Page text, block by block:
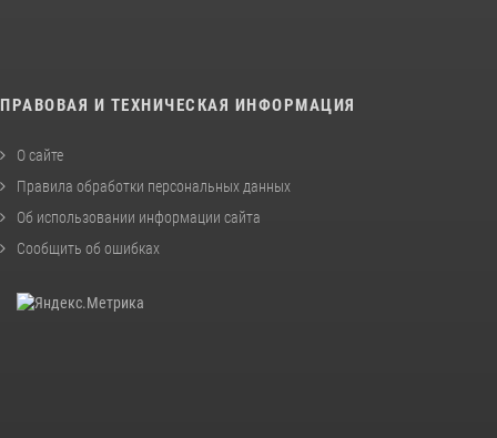
ПРАВОВАЯ И ТЕХНИЧЕСКАЯ ИНФОРМАЦИЯ
О сайте
Правила обработки персональных данных
Об использовании информации сайта
Сообщить об ошибках